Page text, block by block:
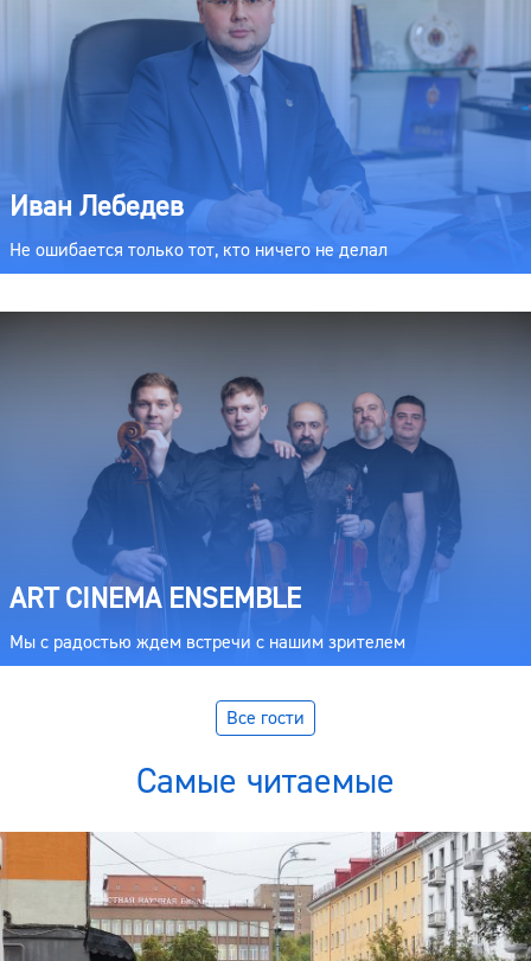
Иван Лебедев
Не ошибается только тот, кто ничего не делал
ART CINEMA ENSEMBLE
Мы с радостью ждем встречи с нашим зрителем
Все гости
Самые читаемые